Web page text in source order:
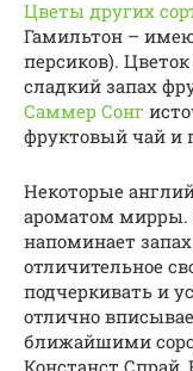
Цветы других
Гамильтон –
персиков).
сладкий запах
Саммер Сонг
фруктовый чай и
Некоторые
ароматом мирры.
напоминает
отличительное
подчеркивать и
отлично
ближайшими
Констанст